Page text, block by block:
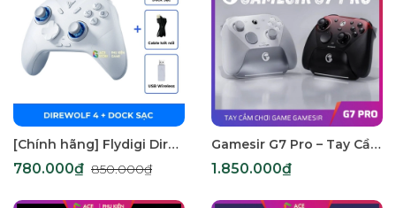
[Chính hãng] Flydigi Direwolf 4 – Tay Cầm Chơi Game Đa Nền Tảng, Polling Rate 1000Hz, Joystick Tùy Chỉnh Lực
780.000₫ 850.000₫
Gamesir G7 Pro – Tay Cầm Xbox & PC 3 Chế Độ | Optical, TMR, Hall Effect
1.850.000₫